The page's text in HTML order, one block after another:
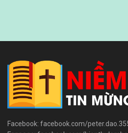
Facebook: facebook.com/